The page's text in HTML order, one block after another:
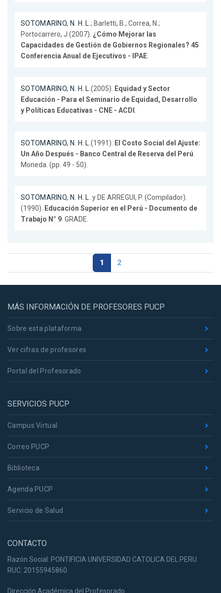
SOTOMARINO, N. H. L.; Barletti, B.; Correa, N.;
Portocarrero, J.(2007). ¿Cómo Mejorar las
Capacidades de Gestión de Gobiernos Regionales? 45
Conferencia Anual de Ejecutivos - IPAE.
SOTOMARINO, N. H. L.(2005). Equidad y Sector
Educación - Para el Seminario de Equidad, Desarrollo
y Políticas Educativas - CNE - ACDI .
SOTOMARINO, N. H. L.(1991). El Costo Social del Ajuste:
Un Año Después - Banco Central de Reserva del Perú.
Moneda. (pp. 49 - 50).
SOTOMARINO, N. H. L. y DE ARREGUI, P. (Compilador).
(1990). Educación Superior en el Perú - Documento de
Trabajo N° 9. GRADE.
1 2
MÁS INFORMACIÓN DE PROFESORES PUCP
Sobre esta plataforma
Ver cifras de profesores
Portal del Profesorado
SERVICIOS PUCP
Campus Virtual
Correo PUCP
Biblioteca
Agenda PUCP
Servicio de Salud
CONTACTO
Razón Social: PONTIFICIA UNIVERSIDAD CATOLICA DEL PERU
RUC: 20155945860
Dirección Académica del Profesorado